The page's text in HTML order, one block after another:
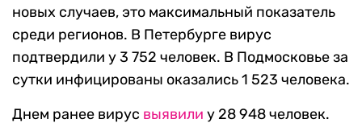
новых случаев, это максимальный показатель
среди регионов. В Петербурге вирус
подтвердили у 3 752 человек. В Подмосковье за
сутки инфицированы оказались 1 523 человека.
Днем ранее вирус выявили у 28 948 человек.